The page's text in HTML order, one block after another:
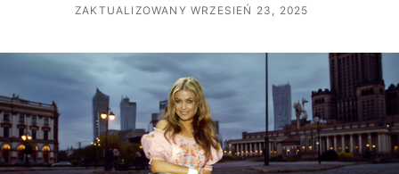
ZAKTUALIZOWANY WRZESIEŃ 23, 2025